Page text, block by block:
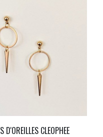
D'OREILLES CLEOPHEE